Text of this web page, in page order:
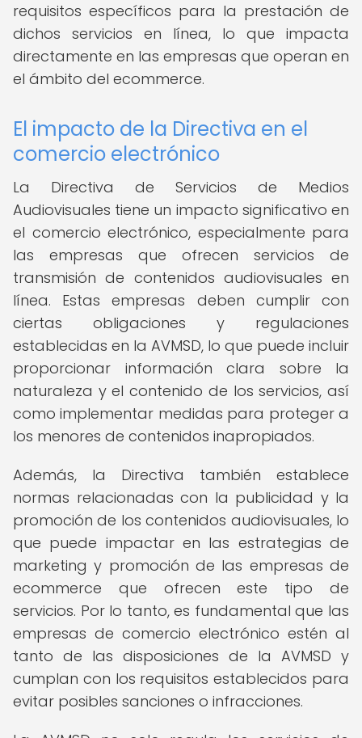
requisitos específicos para la prestación de
dichos servicios en línea, lo que impacta
directamente en las empresas que operan en
el ámbito del ecommerce.
El impacto de la Directiva en el
comercio electrónico
La Directiva de Servicios de Medios
Audiovisuales tiene un impacto significativo en
el comercio electrónico, especialmente para
las empresas que ofrecen servicios de
transmisión de contenidos audiovisuales en
línea. Estas empresas deben cumplir con
ciertas obligaciones y regulaciones
establecidas en la AVMSD, lo que puede incluir
proporcionar información clara sobre la
naturaleza y el contenido de los servicios, así
como implementar medidas para proteger a
los menores de contenidos inapropiados.
Además, la Directiva también establece
normas relacionadas con la publicidad y la
promoción de los contenidos audiovisuales, lo
que puede impactar en las estrategias de
marketing y promoción de las empresas de
ecommerce que ofrecen este tipo de
servicios. Por lo tanto, es fundamental que las
empresas de comercio electrónico estén al
tanto de las disposiciones de la AVMSD y
cumplan con los requisitos establecidos para
evitar posibles sanciones o infracciones.